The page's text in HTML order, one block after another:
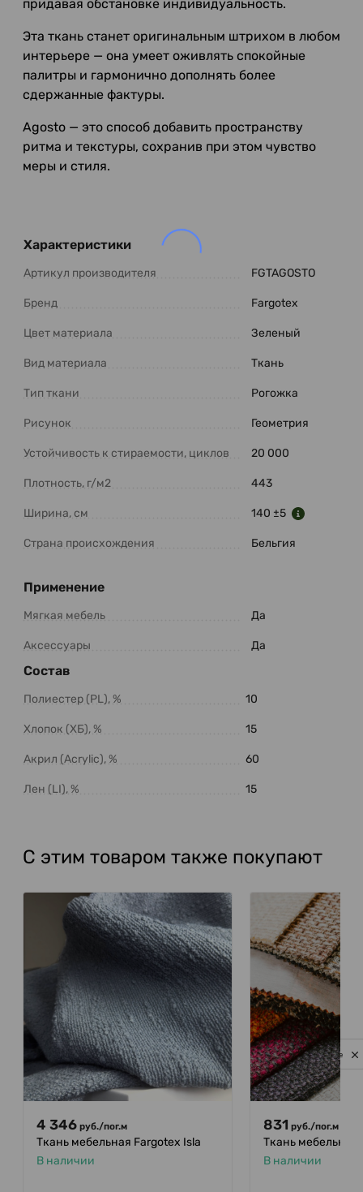
придавая обстановке индивидуальность.
Эта ткань станет оригинальным штрихом в любом
интерьере — она умеет оживлять спокойные
палитры и гармонично дополнять более
сдержанные фактуры.
Agosto — это способ добавить пространству
ритма и текстуры, сохранив при этом чувство
меры и стиля.
Характеристики
Артикул производителя FGTAGOSTO
Бренд Fargotex
Цвет материала Зеленый
Вид материала Ткань
Тип ткани Рогожка
Рисунок Геометрия
Устойчивость к стираемости, циклов 20 000
Плотность, г/м2 443
Ширина, см 140 ±5
Страна происхождения Бельгия
Применение
Мягкая мебель Да
Аксессуары Да
Состав
Полиестер (PL), % 10
Хлопок (ХБ), % 15
Акрил (Acrylic), % 60
Лен (LI), % 15
С этим товаром также покупают
4 346 руб./пог.м
Ткань мебельная Fargotex Isla
В наличии
831 руб./пог.м
Ткань мебельная
В наличии
Privacy notice